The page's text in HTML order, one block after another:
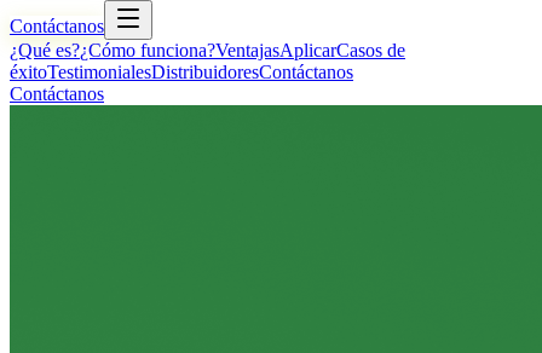
Contáctanos
¿Qué es?¿Cómo funciona?VentajasAplicarCasos de
éxitoTestimonialesDistribuidoresContáctanos
Contáctanos